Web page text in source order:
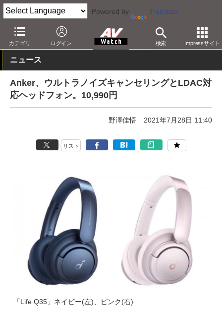
Powered by Translate
カテゴリ ログイン 検索 Impressサイト
AV Watch 製品 ヘッドフォン その他
ニュース
Anker、ウルトラノイズキャンセリングとLDAC対
応ヘッドフォン。10,990円
野澤佳悟 2021年7月28日 11:40
リスト
「Life Q35」ネイビー(左)、ピンク(右)